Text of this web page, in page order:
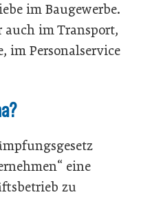
im Baugewerbe.
auch im Transport,
im Personalservice
eine
zu